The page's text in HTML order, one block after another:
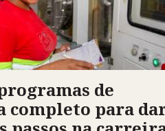
de
completo para